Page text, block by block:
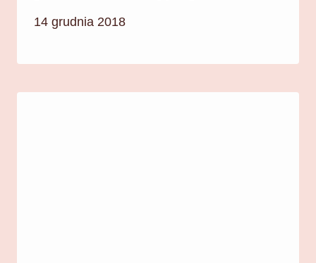
14 grudnia 2018